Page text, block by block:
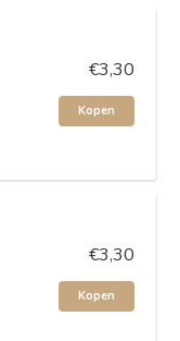
€3,30
Kopen
€3,30
Kopen